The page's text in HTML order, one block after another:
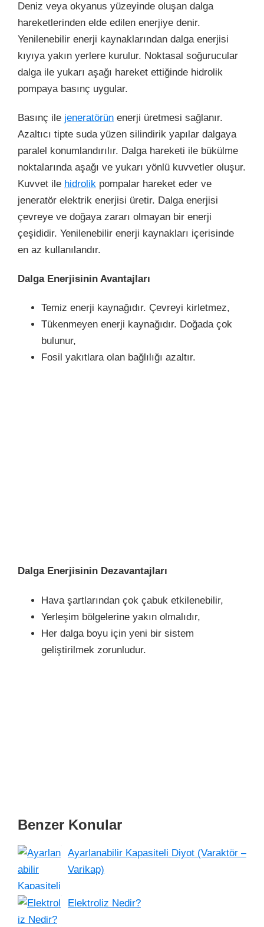
Deniz veya okyanus yüzeyinde oluşan dalga
hareketlerinden elde edilen enerjiye denir.
Yenilenebilir enerji kaynaklarından dalga enerjisi
kıyıya yakın yerlere kurulur. Noktasal soğurucular
dalga ile yukarı aşağı hareket ettiğinde hidrolik
pompaya basınç uygular.
Basınç ile jeneratörün enerji üretmesi sağlanır.
Azaltıcı tipte suda yüzen silindirik yapılar dalgaya
paralel konumlandırılır. Dalga hareketi ile bükülme
noktalarında aşağı ve yukarı yönlü kuvvetler oluşur.
Kuvvet ile hidrolik pompalar hareket eder ve
jeneratör elektrik enerjisi üretir. Dalga enerjisi
çevreye ve doğaya zararı olmayan bir enerji
çeşididir. Yenilenebilir enerji kaynakları içerisinde
en az kullanılandır.
Dalga Enerjisinin Avantajları
Temiz enerji kaynağıdır. Çevreyi kirletmez,
Tükenmeyen enerji kaynağıdır. Doğada çok
bulunur,
Fosil yakıtlara olan bağlılığı azaltır.
Dalga Enerjisinin Dezavantajları
Hava şartlarından çok çabuk etkilenebilir,
Yerleşim bölgelerine yakın olmalıdır,
Her dalga boyu için yeni bir sistem
geliştirilmek zorunludur.
Benzer Konular
Ayarlanabilir Kapasiteli Diyot (Varaktör –
Varikap)
Elektroliz Nedir?